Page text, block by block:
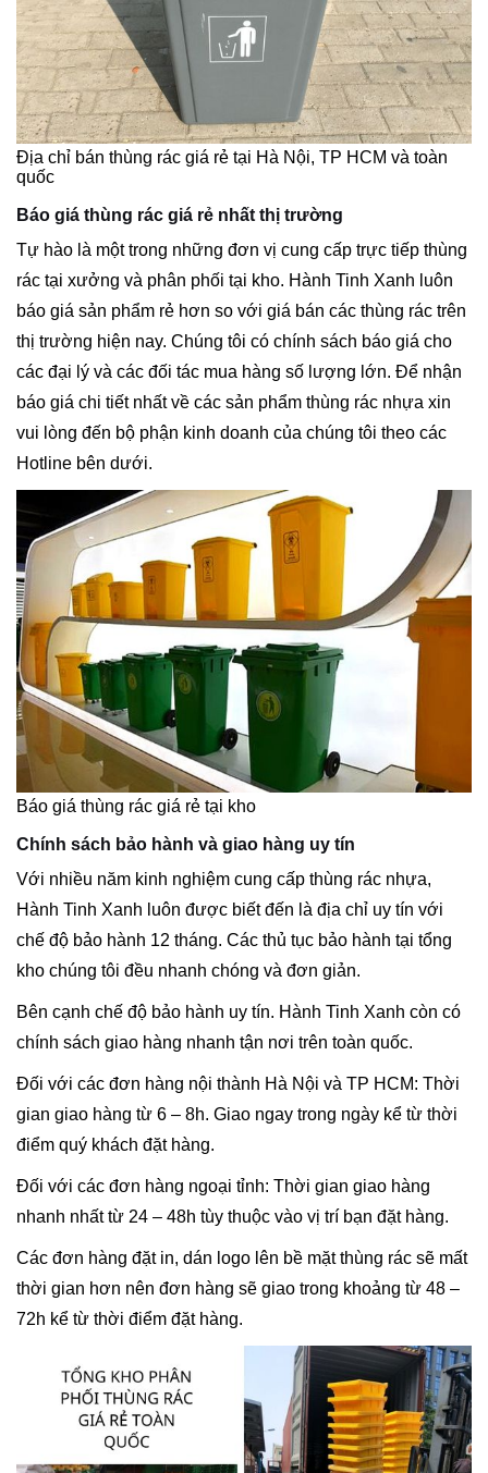
Địa chỉ bán thùng rác giá rẻ tại Hà Nội, TP HCM và toàn
quốc
Báo giá thùng rác giá rẻ nhất thị trường
Tự hào là một trong những đơn vị cung cấp trực tiếp thùng
rác tại xưởng và phân phối tại kho. Hành Tinh Xanh luôn
báo giá sản phẩm rẻ hơn so với giá bán các thùng rác trên
thị trường hiện nay. Chúng tôi có chính sách báo giá cho
các đại lý và các đối tác mua hàng số lượng lớn. Để nhận
báo giá chi tiết nhất về các sản phẩm thùng rác nhựa xin
vui lòng đến bộ phận kinh doanh của chúng tôi theo các
Hotline bên dưới.
Báo giá thùng rác giá rẻ tại kho
Chính sách bảo hành và giao hàng uy tín
Với nhiều năm kinh nghiệm cung cấp thùng rác nhựa,
Hành Tinh Xanh luôn được biết đến là địa chỉ uy tín với
chế độ bảo hành 12 tháng. Các thủ tục bảo hành tại tổng
kho chúng tôi đều nhanh chóng và đơn giản.
Bên cạnh chế độ bảo hành uy tín. Hành Tinh Xanh còn có
chính sách giao hàng nhanh tận nơi trên toàn quốc.
Đối với các đơn hàng nội thành Hà Nội và TP HCM: Thời
gian giao hàng từ 6 – 8h. Giao ngay trong ngày kể từ thời
điểm quý khách đặt hàng.
Đối với các đơn hàng ngoại tỉnh: Thời gian giao hàng
nhanh nhất từ 24 – 48h tùy thuộc vào vị trí bạn đặt hàng.
Các đơn hàng đặt in, dán logo lên bề mặt thùng rác sẽ mất
thời gian hơn nên đơn hàng sẽ giao trong khoảng từ 48 –
72h kể từ thời điểm đặt hàng.